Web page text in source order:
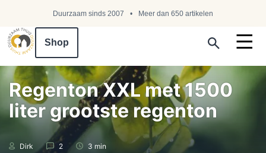
Duurzaam sinds 2007 Meer dan 650 artikelen
Shop
Regenton XXL met 1500
liter grootste regenton
Dirk 2
3 min